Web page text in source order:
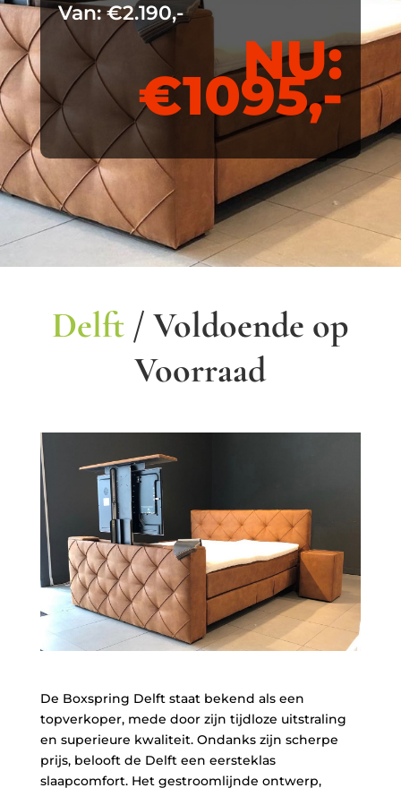
Van: €2.190,-
NU:
€1095,-
Delft / Voldoende op
Voorraad
De Boxspring Delft staat bekend als een
topverkoper, mede door zijn tijdloze uitstraling
en superieure kwaliteit. Ondanks zijn scherpe
prijs, belooft de Delft een eersteklas
slaapcomfort. Het gestroomlijnde ontwerp,